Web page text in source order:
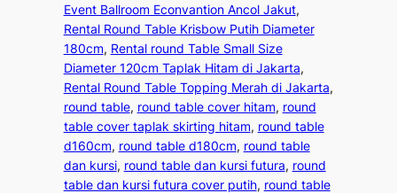
Event Ballroom Econvantion Ancol Jakut
Rental Round Table Krisbow Putih Diameter
180cm, Rental round Table Small Size
Diameter 120cm Taplak Hitam di Jakarta
Rental Round Table Topping Merah di Jakarta
round table, round table cover hitam, round
table cover taplak skirting hitam, round table
d160cm, round table d180cm, round table
dan kursi, round table dan kursi futura, round
table dan kursi futura cover putih, round table